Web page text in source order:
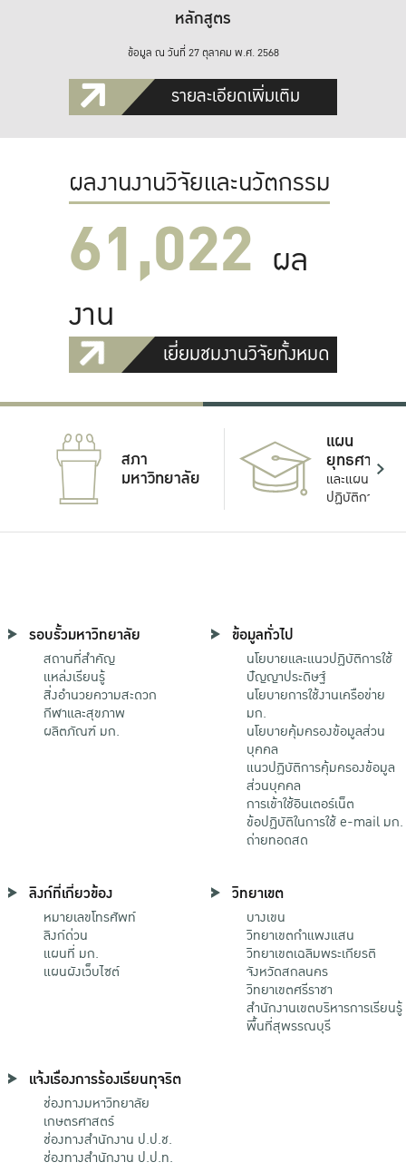
หลักสูตร
ข้อมูล ณ วันที่ 27 ตุลาคม พ.ศ. 2568
รายละเอียดเพิ่มเติม
ผลงานงานวิจัยและนวัตกรรม
61,022 ผล
งาน
เยี่ยมชมงานวิจัยทั้งหมด
สภา
มหาวิทยาลัย
แผน
ยุทธศาสตร์
และแผน
ปฏิบัติการ
รอบรั้วมหาวิทยาลัย
สถานที่สำคัญ
แหล่งเรียนรู้
สิ่งอำนวยความสะดวก
กีฬาและสุขภาพ
ผลิตภัณฑ์ มก.
ข้อมูลทั่วไป
นโยบายและแนวปฏิบัติการใช้
ปัญญาประดิษฐ์
นโยบายการใช้งานเครือข่าย
มก.
นโยบายคุ้มครองข้อมูลส่วน
บุคคล
แนวปฏิบัติการคุ้มครองข้อมูล
ส่วนบุคคล
การเข้าใช้อินเตอร์เน็ต
ข้อปฏิบัติในการใช้ e-mail มก.
ถ่ายทอดสด
ลิงก์ที่เกี่ยวข้อง
หมายเลขโทรศัพท์
ลิงก์ด่วน
แผนที่ มก.
แผนผังเว็บไซต์
วิทยาเขต
บางเขน
วิทยาเขตกําแพงแสน
วิทยาเขตเฉลิมพระเกียรติ
จังหวัดสกลนคร
วิทยาเขตศรีราชา
สำนักงานเขตบริหารการเรียนรู้
พื้นที่สุพรรณบุรี
แจ้งเรื่องการร้องเรียนทุจริต
ช่องทางมหาวิทยาลัย
เกษตรศาสตร์
ช่องทางสำนักงาน ป.ป.ช.
ช่องทางสำนักงาน ป.ป.ท.